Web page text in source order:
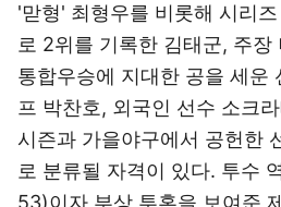
'맏형' 최형우를 비롯해 시리
로 2위를 기록한 김태군, 주장
통합우승에 지대한 공을 세운
프 박찬호, 외국인 선수 소크
시즌과 가을야구에서 공헌한
로 분류될 자격이 있다. 투수
53)이자 부상 투혼을 보여준